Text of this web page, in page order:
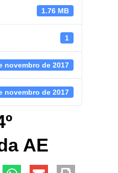
1.76 MB
1
novembro de 2017
novembro de 2017
AE